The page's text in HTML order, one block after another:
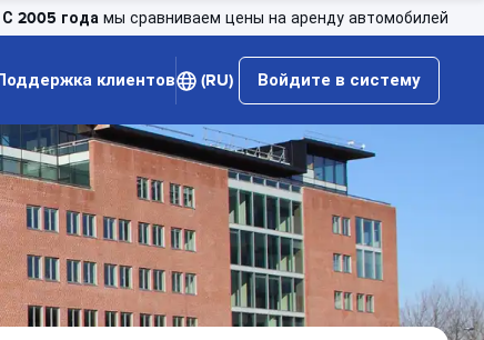
С 2005 года мы сравниваем цены на аренду автомобилей
клиентов (RU) Войдите в систему